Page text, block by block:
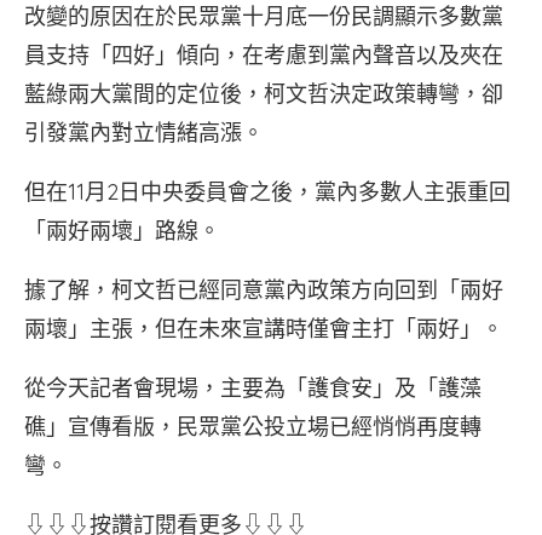
改變的原因在於民眾黨十月底一份民調顯示多數黨
員支持「四好」傾向，在考慮到黨內聲音以及夾在
藍綠兩大黨間的定位後，柯文哲決定政策轉彎，卻
引發黨內對立情緒高漲。
但在11月2日中央委員會之後，黨內多數人主張重回
「兩好兩壞」路線。
據了解，柯文哲已經同意黨內政策方向回到「兩好
兩壞」主張，但在未來宣講時僅會主打「兩好」。
從今天記者會現場，主要為「護食安」及「護藻
礁」宣傳看版，民眾黨公投立場已經悄悄再度轉
彎。
⇩⇩⇩按讚訂閱看更多⇩⇩⇩